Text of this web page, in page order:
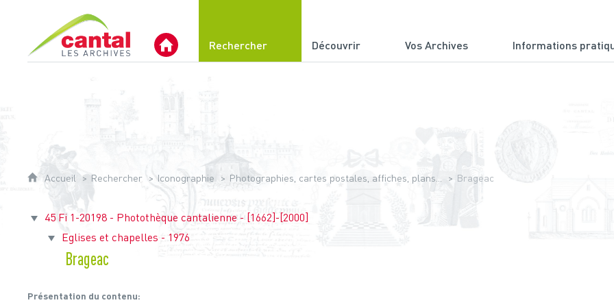
Archives Départementales du Cantal
Rechercher Découvrir Vos Archives Informations
Accueil Rechercher Iconographie Photographies, cartes postales, affiches, plans... Brageac
45 Fi 1-20198 - Photothèque cantalienne - [1662]-[2000]
Eglises et chapelles - 1976
Brageac
Présentation du contenu